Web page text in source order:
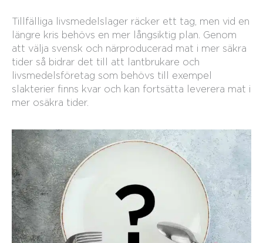
Tillfälliga livsmedelslager räcker ett tag, men vid en
längre kris behövs en mer långsiktig plan. Genom
att välja svensk och närproducerad mat i mer säkra
tider så bidrar det till att lantbrukare och
livsmedelsföretag som behövs till exempel
slakterier finns kvar och kan fortsätta leverera mat i
mer osäkra tider.